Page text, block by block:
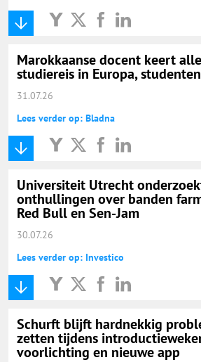
Marokkaanse docent keert
studiereis in Europa,
31.07.26
Lees verder op: Bladna
Universiteit Utrecht
onthullingen over banden
Red Bull en Sen-Jam
30.07.26
Lees verder op: Investico
Schurft blijft hardnekkig
zetten tijdens
voorlichting en nieuwe app